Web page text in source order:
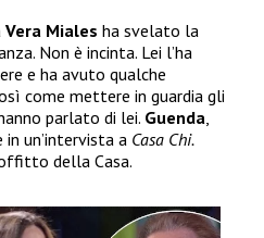
Vera Miales ha svelato la
Non è incinta. Lei l’ha
e ha avuto qualche
come mettere in guardia gli
parlato di lei. Guenda,
un’intervista a Casa Chi.
della Casa.